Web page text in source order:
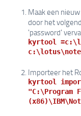
Maak een
door het
'password'
kyrtool
Importeer het
kyrtool
"C:\Program